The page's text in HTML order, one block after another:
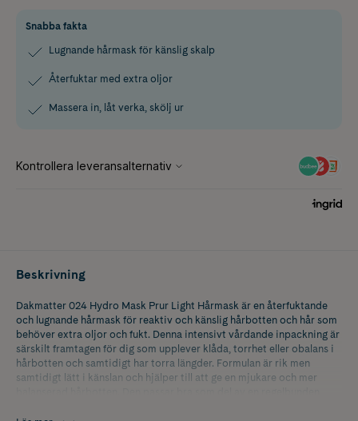
Snabba fakta
Lugnande hårmask för känslig skalp
Återfuktar med extra oljor
Massera in, låt verka, skölj ur
Beskrivning
Dakmatter 024 Hydro Mask Prur Light Hårmask är en återfuktande
och lugnande hårmask för reaktiv och känslig hårbotten och hår som
behöver extra oljor och fukt. Denna intensivt vårdande inpackning är
särskilt framtagen för dig som upplever klåda, torrhet eller obalans i
hårbotten och samtidigt har torra längder. Formulan är rik men
samtidigt lätt i känslan och hjälper till att ge en mjukare och mer